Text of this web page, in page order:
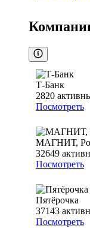
Т-Банк
2820
Посмотреть
МАГНИТ,
32649
Посмотреть
Пятёрочка
37143
Посмотреть